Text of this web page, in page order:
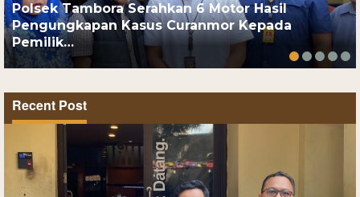
Polsek Tambora Serahkan 6 Motor Hasil
Pengungkapan Kasus Curanmor Kepada
Pemilik…
Recent Post